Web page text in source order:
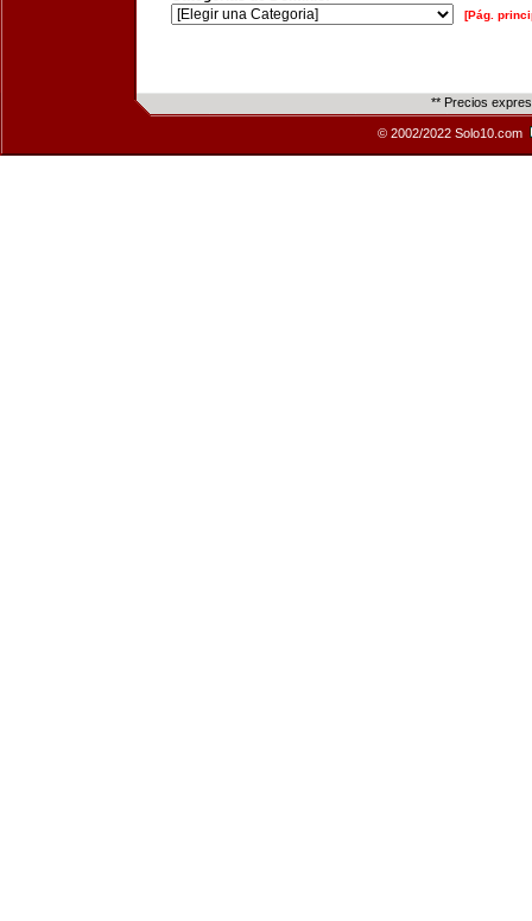
[Pág.
** Precios
© 2002/2022 Solo10.com